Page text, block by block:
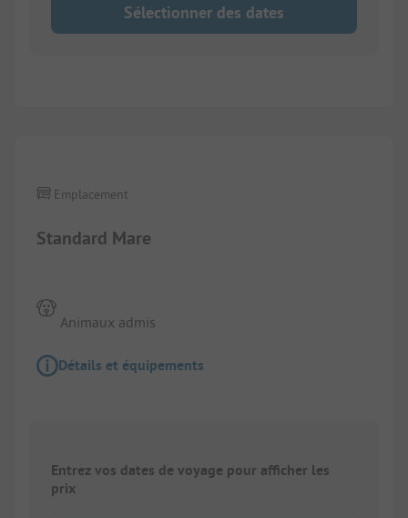
Sélectionner des dates
Standard Mare
Emplacement
Animaux admis
Détails et équipements
Entrez vos dates de voyage pour afficher les
prix